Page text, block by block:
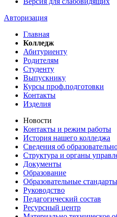
Авторизация
Главная
Колледж
Абитуриенту
Родителям
Студенту
Выпускнику
Курсы проф.подготовки
Контакты
Изделия
Новости
Контакты и режим работы
История нашего колледжа
Сведения об
Структура и органы
Документы
Образование
Образовательные
Руководство
Педагогический состав
Ресурсный центр